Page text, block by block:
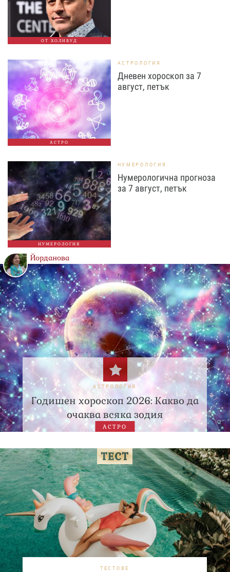
ОТ ХОЛИВУД
АСТРО
АСТРОЛОГИЯ
Дневен хороскоп за 7
август, петък
НУМЕРОЛОГИЯ
НУМЕРОЛОГИЯ
Нумерологична прогноза
за 7 август, петък
Йорданова
АСТРОЛОГИЯ
Годишен хороскоп 2026: Какво да
очаква всяка зодия
АСТРО
ТЕСТОВЕ